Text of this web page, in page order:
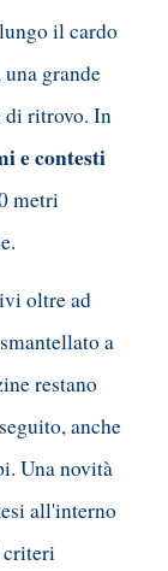
il cardo
grande
di ritrovo. In
e contesti
metri
oltre ad
a
restano
anche
Una novità
all'interno
criteri